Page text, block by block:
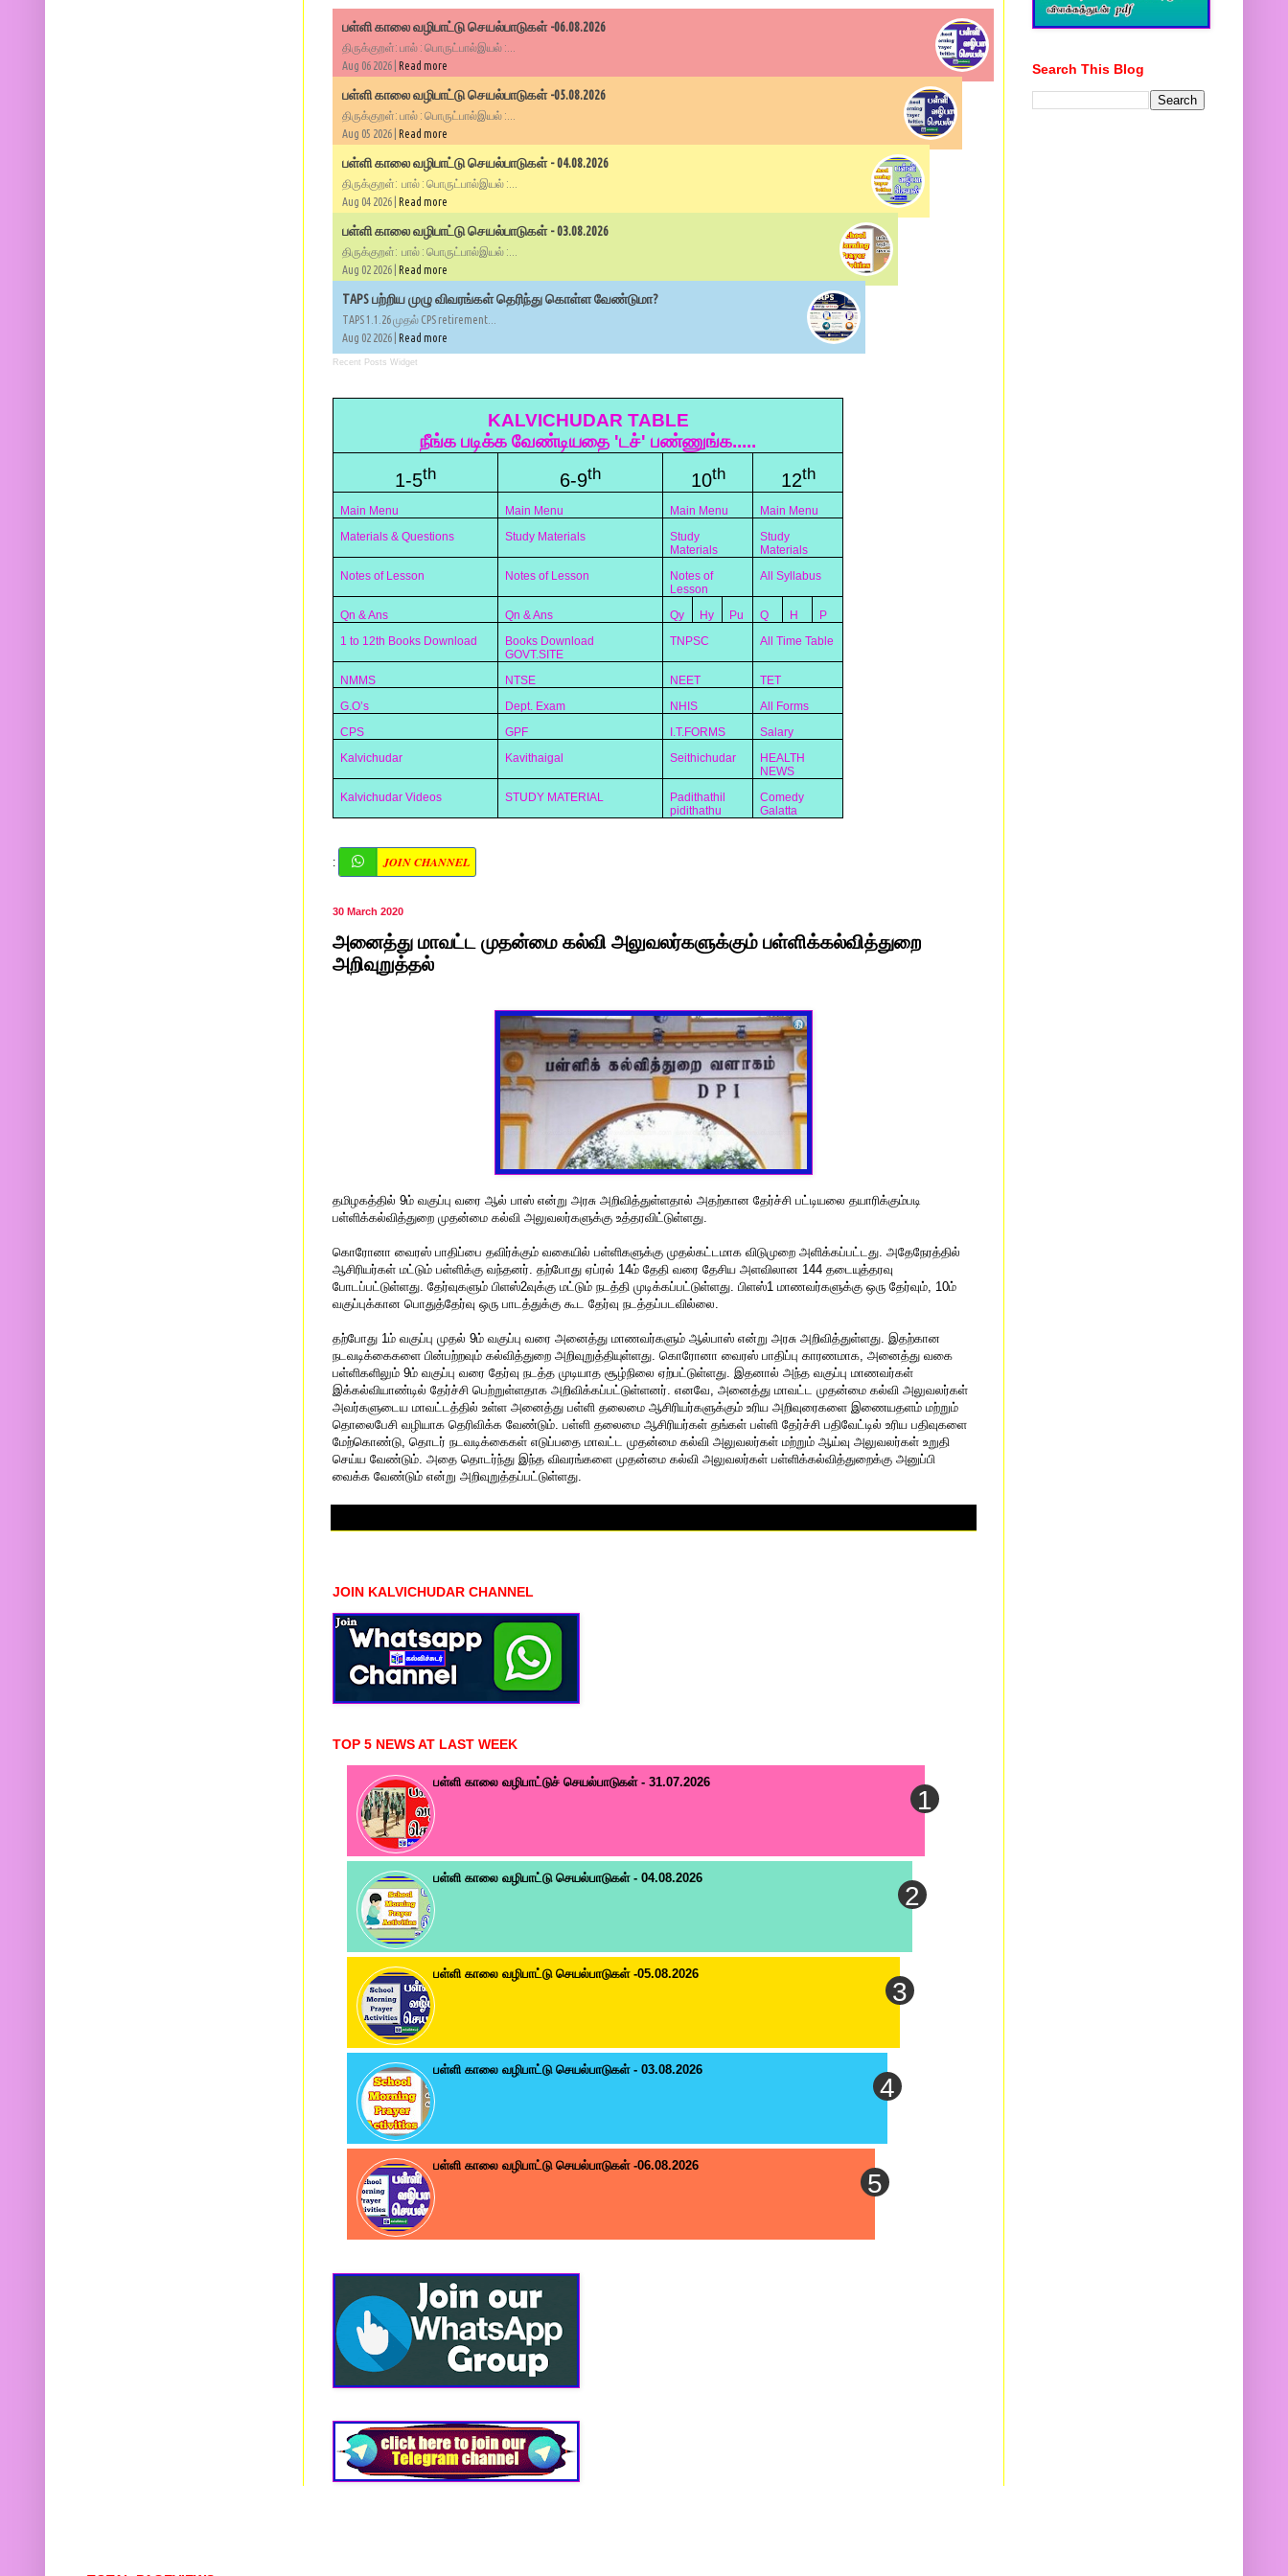
பள்ளி காலை வழிபாட்டு செயல்பாடுகள் -06.08.2026
திருக்குறள்: பால் : பொருட்பால்இயல் :...
Aug 06 2026 | Read more
பள்ளி காலை வழிபாட்டு செயல்பாடுகள் -05.08.2026
திருக்குறள்: பால் : பொருட்பால்இயல் :...
Aug 05 2026 | Read more
பள்ளி காலை வழிபாட்டு செயல்பாடுகள் - 04.08.2026
திருக்குறள்: பால் : பொருட்பால்இயல் :...
Aug 04 2026 | Read more
பள்ளி காலை வழிபாட்டு செயல்பாடுகள் - 03.08.2026
திருக்குறள்: பால் : பொருட்பால்இயல் :...
Aug 02 2026 | Read more
TAPS பற்றிய முழு விவரங்கள் தெரிந்து கொள்ள வேண்டுமா?
TAPS 1.1.26 முதல் CPS retirement...
Aug 02 2026 | Read more
Recent Posts Widget
KALVICHUDAR TABLE
நீங்க படிக்க வேண்டியதை 'டச்' பண்ணுங்க.....
1-5th 6-9th 10th 12th
Main Menu Main Menu Main Menu
Main Menu
Materials & Questions
Study Materials
Study
Materials
Study
Materials
Notes of Lesson
Notes of Lesson
Notes of
Lesson
All Syllabus
Qn & Ans Qn & Ans Qy Hy Pu Q H
P
1 to 12th Books Download
Books Download
GOVT.SITE
TNPSC All Time Table
NMMS NTSE NEET
TET
G.O’s
Dept. Exam NHIS
All Forms
CPS
GPF I.T.FORMS
Salary
Kalvichudar
Kavithaigal Seithichudar
HEALTH
NEWS
Kalvichudar Videos
STUDY MATERIAL
Padithathil
pidithathu
Comedy
Galatta
: JOIN CHANNEL
30 March 2020
அனைத்து மாவட்ட முதன்மை கல்வி அலுவலர்களுக்கும் பள்ளிக்கல்வித்துறை
அறிவுறுத்தல்
தமிழகத்தில் 9ம் வகுப்பு வரை ஆல் பாஸ் என்று அரசு அறிவித்துள்ளதால் அதற்கான தேர்ச்சி பட்டியலை தயாரிக்கும்படி
பள்ளிக்கல்வித்துறை முதன்மை கல்வி அலுவலர்களுக்கு உத்தரவிட்டுள்ளது.
கொரோனா வைரஸ் பாதிப்பை தவிர்க்கும் வகையில் பள்ளிகளுக்கு முதல்கட்டமாக விடுமுறை அளிக்கப்பட்டது. அதேநேரத்தில்
ஆசிரியர்கள் மட்டும் பள்ளிக்கு வந்தனர். தற்போது ஏப்ரல் 14ம் தேதி வரை தேசிய அளவிலான 144 தடையுத்தரவு
போடப்பட்டுள்ளது. தேர்வுகளும் பிளஸ்2வுக்கு மட்டும் நடத்தி முடிக்கப்பட்டுள்ளது. பிளஸ்1 மாணவர்களுக்கு ஒரு தேர்வும், 10ம்
வகுப்புக்கான பொதுத்தேர்வு ஒரு பாடத்துக்கு கூட தேர்வு நடத்தப்படவில்லை.
தற்போது 1ம் வகுப்பு முதல் 9ம் வகுப்பு வரை அனைத்து மாணவர்களும் ஆல்பாஸ் என்று அரசு அறிவித்துள்ளது. இதற்கான
நடவடிக்கைகளை பின்பற்றவும் கல்வித்துறை அறிவுறுத்தியுள்ளது. கொரோனா வைரஸ் பாதிப்பு காரணமாக, அனைத்து வகை
பள்ளிகளிலும் 9ம் வகுப்பு வரை தேர்வு நடத்த முடியாத சூழ்நிலை ஏற்பட்டுள்ளது. இதனால் அந்த வகுப்பு மாணவர்கள்
இக்கல்வியாண்டில் தேர்ச்சி பெற்றுள்ளதாக அறிவிக்கப்பட்டுள்ளனர். எனவே, அனைத்து மாவட்ட முதன்மை கல்வி அலுவலர்கள்
அவர்களுடைய மாவட்டத்தில் உள்ள அனைத்து பள்ளி தலைமை ஆசிரியர்களுக்கும் உரிய அறிவுரைகளை இணையதளம் மற்றும்
தொலைபேசி வழியாக தெரிவிக்க வேண்டும். பள்ளி தலைமை ஆசிரியர்கள் தங்கள் பள்ளி தேர்ச்சி பதிவேட்டில் உரிய பதிவுகளை
மேற்கொண்டு, தொடர் நடவடிக்கைகள் எடுப்பதை மாவட்ட முதன்மை கல்வி அலுவலர்கள் மற்றும் ஆய்வு அலுவலர்கள் உறுதி
செய்ய வேண்டும். அதை தொடர்ந்து இந்த விவரங்களை முதன்மை கல்வி அலுவலர்கள் பள்ளிக்கல்வித்துறைக்கு அனுப்பி
வைக்க வேண்டும் என்று அறிவுறுத்தப்பட்டுள்ளது.
JOIN KALVICHUDAR CHANNEL
TOP 5 NEWS AT LAST WEEK
பள்ளி காலை வழிபாட்டுச் செயல்பாடுகள் - 31.07.2026
பள்ளி காலை வழிபாட்டு செயல்பாடுகள் - 04.08.2026
பள்ளி காலை வழிபாட்டு செயல்பாடுகள் -05.08.2026
பள்ளி காலை வழிபாட்டு செயல்பாடுகள் - 03.08.2026
பள்ளி காலை வழிபாட்டு செயல்பாடுகள் -06.08.2026
Search This Blog